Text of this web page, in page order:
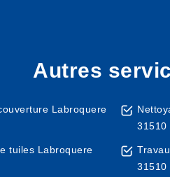
Autres
Labroquere
tuiles Labroquere
31510
31510